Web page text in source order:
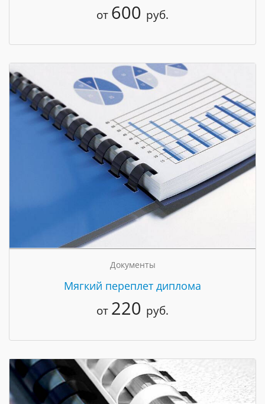
от 600 руб.
Документы
Мягкий переплет диплома
от 220 руб.